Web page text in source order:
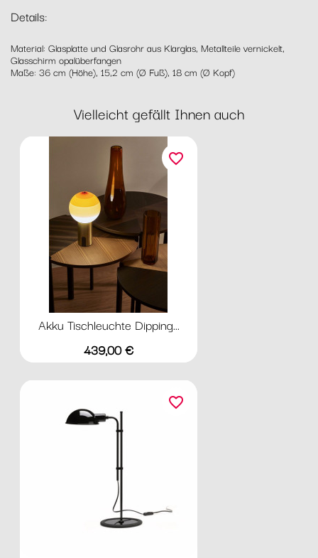
Details:
Material: Glasplatte und Glasrohr aus Klarglas, Metallteile vernickelt,
Glasschirm opalüberfangen
Maße: 36 cm (Höhe), 15,2 cm (Ø Fuß), 18 cm (Ø Kopf)
Vielleicht gefällt Ihnen auch
Akku Tischleuchte Dipping...
Preis
439,00 €
favorite_border
favorite_border